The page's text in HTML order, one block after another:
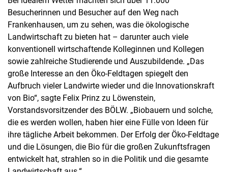
Besucherinnen und Besucher auf den Weg nach
Frankenhausen, um zu sehen, was die ökologische
Landwirtschaft zu bieten hat – darunter auch viele
konventionell wirtschaftende Kolleginnen und Kollegen
sowie zahlreiche Studierende und Auszubildende. „Das
große Interesse an den Öko-Feldtagen spiegelt den
Aufbruch vieler Landwirte wieder und die Innovationskraft
von Bio“, sagte Felix Prinz zu Löwenstein,
Vorstandsvorsitzender des BÖLW. „Biobauern und solche,
die es werden wollen, haben hier eine Fülle von Ideen für
ihre tägliche Arbeit bekommen. Der Erfolg der Öko-Feldtage
und die Lösungen, die Bio für die großen Zukunftsfragen
entwickelt hat, strahlen so in die Politik und die gesamte